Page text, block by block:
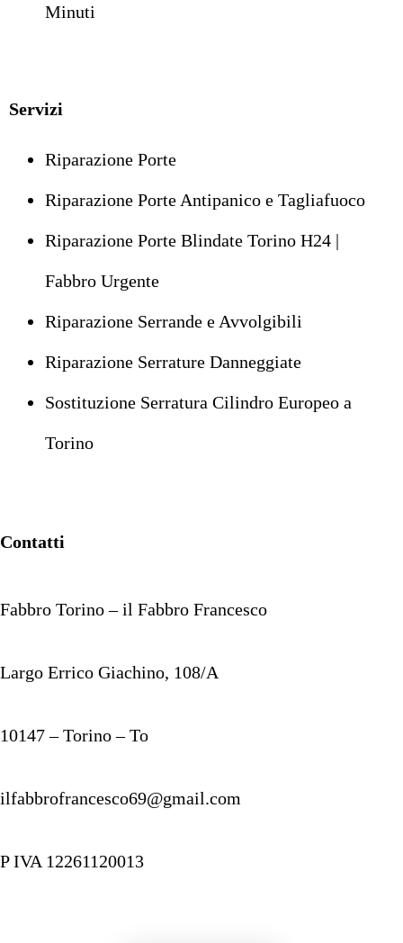
Minuti
Servizi
Riparazione Porte
Riparazione Porte Antipanico e Tagliafuoco
Riparazione Porte Blindate Torino H24 |
Fabbro Urgente
Riparazione Serrande e Avvolgibili
Riparazione Serrature Danneggiate
Sostituzione Serratura Cilindro Europeo a
Torino
Contatti
Fabbro Torino – il Fabbro Francesco
Largo Errico Giachino, 108/A
10147 – Torino – To
ilfabbrofrancesco69@gmail.com
P IVA 12261120013